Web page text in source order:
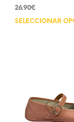
26.90€
SELECCIONAR